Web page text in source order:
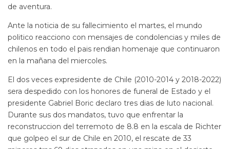
de aventura.
Ante la noticia de su fallecimiento el martes, el mundo
politico reacciono con mensajes de condolencias y miles de
chilenos en todo el pais rendian homenaje que continuaron
en la mañana del miercoles.
El dos veces expresidente de Chile (2010-2014 y 2018-2022)
sera despedido con los honores de funeral de Estado y el
presidente Gabriel Boric declaro tres dias de luto nacional.
Durante sus dos mandatos, tuvo que enfrentar la
reconstruccion del terremoto de 8.8 en la escala de Richter
que golpeo el sur de Chile en 2010, el rescate de 33